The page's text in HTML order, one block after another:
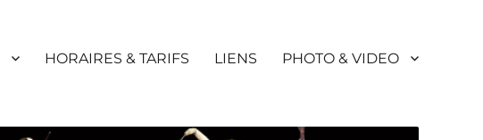
HORAIRES & TARIFS LIENS PHOTO & VIDEO